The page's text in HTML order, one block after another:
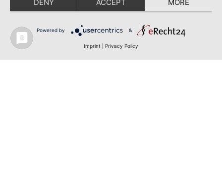
DENY ACCEPT MORE
Powered by &
Imprint Privacy Policy